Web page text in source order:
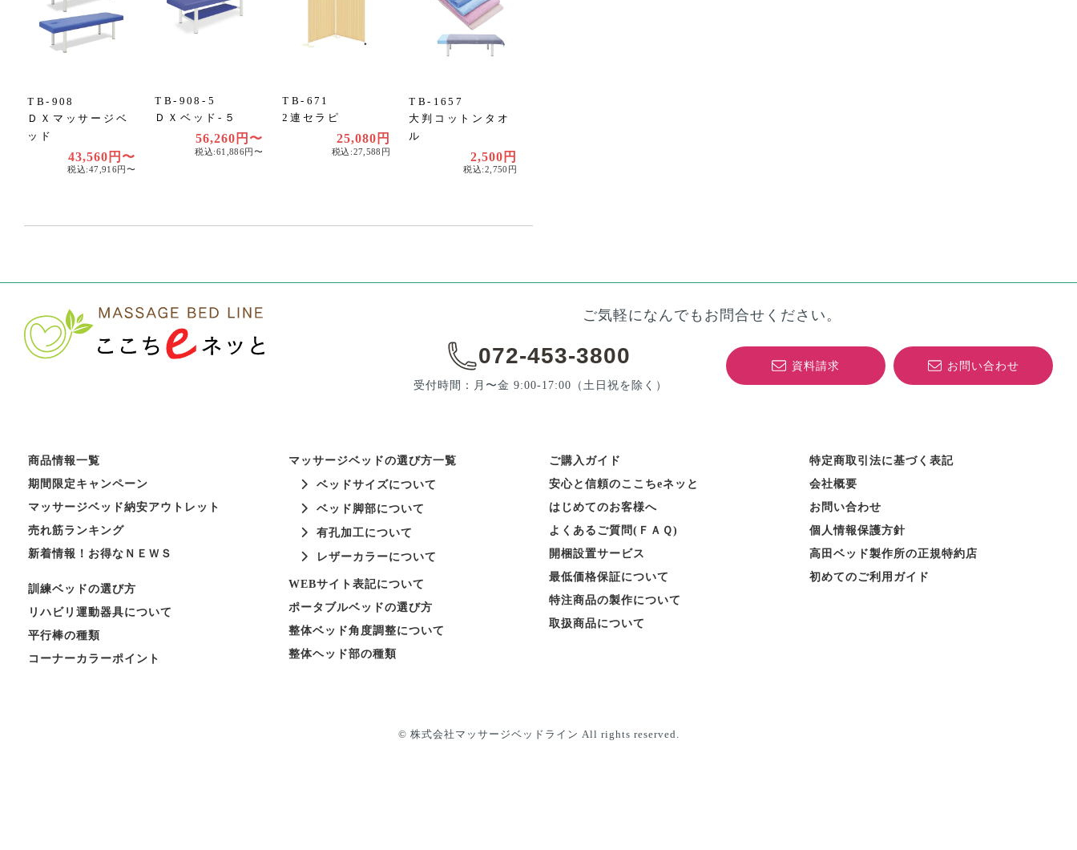
TB-908
ＤＸマッサージベ
ッド
43,560円〜
税込:47,916円〜
TB-908-5
ＤＸベッド-５
56,260円〜
税込:61,886円〜
TB-671
2連セラピ
25,080円
税込:27,588円
TB-1657
大判コットンタオ
ル
2,500円
税込:2,750円
ご気軽になんでもお問合せください。
072-453-3800
受付時間：月〜金 9:00-17:00 （土日祝を除く）
資料請求 お問い合わせ
商品情報一覧
期間限定キャンペーン
マッサージベッド納安アウトレット
売れ筋ランキング
新着情報！お得なＮＥＷＳ
訓練ベッドの選び方
リハビリ運動器具について
平行棒の種類
コーナーカラーポイント
マッサージベッドの選び方一覧
ベッドサイズについて
ベッド脚部について
有孔加工について
レザーカラーについて
WEBサイト表記について
ポータブルベッドの選び方
整体ベッド角度調整について
整体ヘッド部の種類
ご購入ガイド
安心と信頼のここちeネッと
はじめてのお客様へ
よくあるご質問(ＦＡＱ)
開梱設置サービス
最低価格保証について
特注商品の製作について
取扱商品について
特定商取引法に基づく表記
会社概要
お問い合わせ
個人情報保護方針
高田ベッド製作所の正規特約店
初めてのご利用ガイド
© 株式会社マッサージベッドライン All rights reserved.